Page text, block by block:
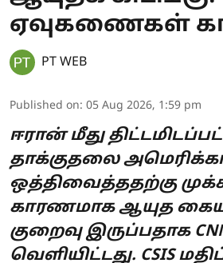
ஏவுகணைகள்
PT WEB
Published on: 05 Aug 2026, 1:59 pm
ஈரான் மீது
தாக்குதலை
ஒத்திவைத்ததற்கு
காரணமாக ஆயுத
குறைவு இருப்பதாக
வெளியிட்டது. CSIS